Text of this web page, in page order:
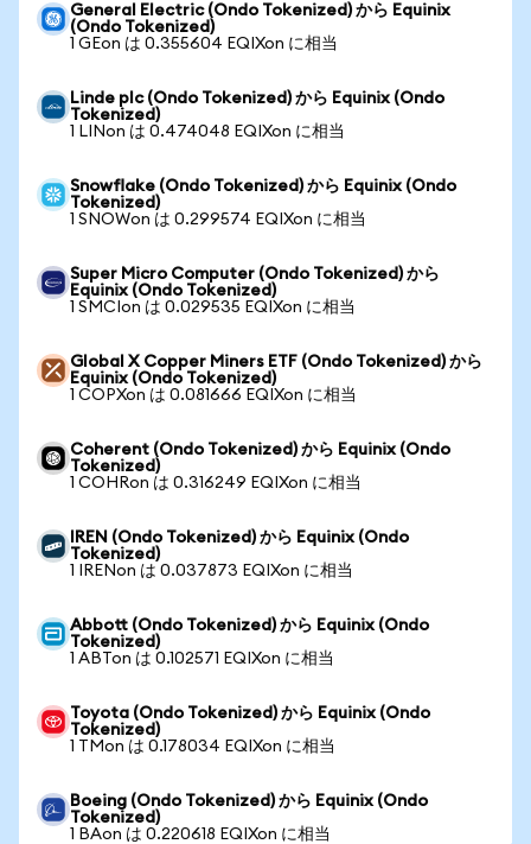
General Electric (Ondo Tokenized) から Equinix
(Ondo Tokenized)
1 GEon は 0.355604 EQIXon に相当
Linde plc (Ondo Tokenized) から Equinix (Ondo
Tokenized)
1 LINon は 0.474048 EQIXon に相当
Snowflake (Ondo Tokenized) から Equinix (Ondo
Tokenized)
1 SNOWon は 0.299574 EQIXon に相当
Super Micro Computer (Ondo Tokenized) から
Equinix (Ondo Tokenized)
1 SMCIon は 0.029535 EQIXon に相当
Global X Copper Miners ETF (Ondo Tokenized) から
Equinix (Ondo Tokenized)
1 COPXon は 0.081666 EQIXon に相当
Coherent (Ondo Tokenized) から Equinix (Ondo
Tokenized)
1 COHRon は 0.316249 EQIXon に相当
IREN (Ondo Tokenized) から Equinix (Ondo
Tokenized)
1 IRENon は 0.037873 EQIXon に相当
Abbott (Ondo Tokenized) から Equinix (Ondo
Tokenized)
1 ABTon は 0.102571 EQIXon に相当
Toyota (Ondo Tokenized) から Equinix (Ondo
Tokenized)
1 TMon は 0.178034 EQIXon に相当
Boeing (Ondo Tokenized) から Equinix (Ondo
Tokenized)
1 BAon は 0.220618 EQIXon に相当